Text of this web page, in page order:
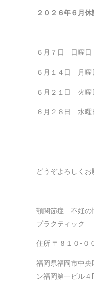
２０２６年６月
６月７日 日曜
６月１４日 月
６月２１日 火
６月２８日 水
どうぞよろしくお
顎関節症 不妊の
プラクティック
住所 〒８１０-０
福岡県福岡市中
ン福岡第一ビル４